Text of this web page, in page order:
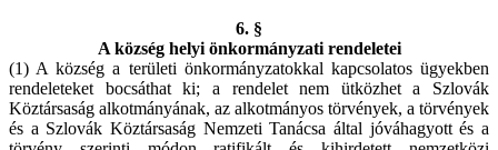
6. §
A község helyi önkormányzati rendeletei
(1) A község a területi önkormányzatokkal kapcsolatos ügyekben
rendeleteket bocsáthat ki; a rendelet nem ütközhet a Szlovák
Köztársaság alkotmányának, az alkotmányos törvények, a törvények
és a Szlovák Köztársaság Nemzeti Tanácsa által jóváhagyott és a